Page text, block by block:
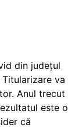
din județul
va
Anul trecut
este o
că